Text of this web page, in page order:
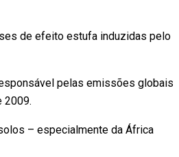
de efeito estufa induzidas pelo
pelas emissões globais
2009.
– especialmente da África